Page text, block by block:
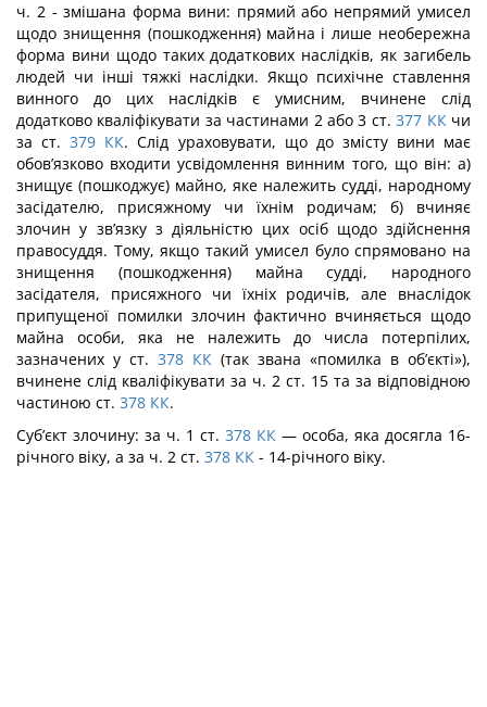
ч. 2 - змішана форма вини: прямий або непрямий умисел
щодо знищення (пошкодження) майна і лише необережна
форма вини щодо таких додаткових наслідків, як загибель
людей чи інші тяжкі наслідки. Якщо психічне ставлення
винного до цих наслідків є умис­ним, вчинене слід
додатково кваліфікувати за частинами 2 або 3 ст. 377 ККчи
за ст. 379 КК. Слід ураховувати, що до змісту вини має
обов’язково входити усвідомлення винним того, що він: а)
знищує (пошкоджує) майно, яке належить судді, народному
засідателю, присяжному чи їхнім родичам; б) вчиняє
злочин у зв’язку з діяльністю цих осіб щодо здійснення
правосуддя. Тому, якщо такий умисел було спрямовано на
знищення (пошко­дження) майна судді, народного
засідателя, присяжного чи їхніх родичів, але внаслідок
припущеної помилки злочин фактично вчиняється щодо
майна особи, яка не належить до числа потерпілих,
зазначених у ст. 378 КК (так звана «помилка в об’єкті»),
вчинене слід кваліфікувати за ч. 2 ст. 15 та за відповідною
частиною ст. 378 КК.
Суб’єкт злочину: за ч. 1 ст. 378 КК — особа, яка досягла 16-
річного віку, а за ч. 2 ст. 378 КК - 14-річного віку.